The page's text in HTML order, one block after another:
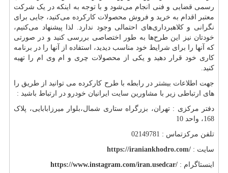
رسمی قضایی و فنی انجام می‌شود و با توجه به اینکه در یک شرکت
معتبر اقدام به خرید و فروش محصولات کارکرده می‌کنید، جایی برای
نگرانی و کلاهبرداری‌های احتمالی وجود ندارد. لذا پیشنهاد می‌کنیم،
خودتان نیز این طرح‌ها به طور اختصاصی بررسی کنید و در صورتی
که آنها را برای شرایط خود مناسب دیدید، استفاده از آنها را در برنامه
کاری خود قرار دهید و یکی از محصولات چری و ام وی ام را تهیه
کنید.
جهت اطلاعات بیشتر در رابطه با طرح کارکرده می توانید از طریق را
های ارتباطی زیر با مشاورین سایت ایرانیان خودرو در ارتباط باشید :
دفتر مرکزی : تهران، بزرگراه ستاری شمال،بلوار میرزابابایی، پلاک
168، واحد 10
تلفن مرکزتماس : 02149781
سایت : https://iraniankhodro.com/
اینستاگرام : https://www.instagram.com/iran.usedcar/